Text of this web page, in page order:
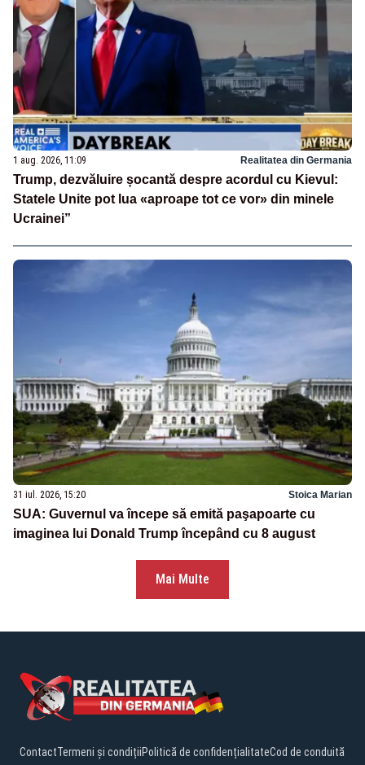
1 aug. 2026, 11:09 Realitatea din Germania
Trump, dezvăluire șocantă despre acordul cu Kievul:
Statele Unite pot lua «aproape tot ce vor» din minele
Ucrainei”
31 iul. 2026, 15:20 Stoica Marian
SUA: Guvernul va începe să emită paşapoarte cu
imaginea lui Donald Trump începând cu 8 august
Mai Multe
ContactTermeni și condițiiPolitică de confidențialitateCod de conduită